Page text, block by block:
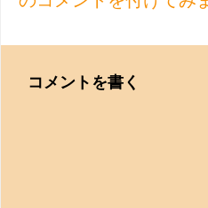
コメントを書く